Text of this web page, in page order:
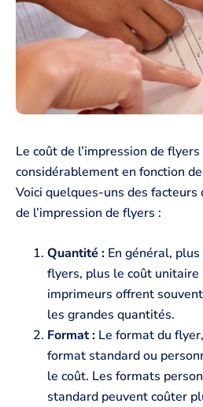
Le coût de l’impression de
considérablement en fonction
Voici quelques-uns des
de l’impression de flyers :
Quantité : En général,
flyers, plus le coût unitaire
imprimeurs offrent
les grandes quantités.
Format : Le format du flyer,
format standard ou
le coût. Les formats
standard peuvent coûter